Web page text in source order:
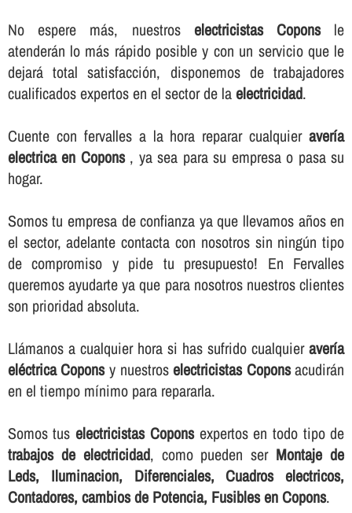
No espere más, nuestros electricistas Coponsle
atenderán lo más rápido posible y con un servicio que le
dejará total satisfacción, disponemos de trabajadores
cualificados expertos en el sector de laelectricidad.
Cuente con fervalles a la hora reparar cualquieraverí­a
electrica en Copons, ya sea para su empresa o pasa su
hogar.
Somos tu empresa de confianza ya que llevamos años en
el sector, adelante contacta con nosotros sin ningún tipo
de compromiso y pide tu presupuesto! En Fervalles
queremos ayudarte ya que para nosotros nuestros clientes
son prioridad absoluta.
Llámanos a cualquier hora si has sufrido cualquieraverí­a
eléctrica Coponsy nuestroselectricistas Coponsacudirán
en el tiempo mí­nimo para repararla.
Somos tuselectricistas Coponsexpertos en todo tipo de
trabajos de electricidad, como pueden ser Montaje de
Leds, Iluminacion, Diferenciales, Cuadros electricos,
Contadores, cambios de Potencia, Fusibles en Copons.